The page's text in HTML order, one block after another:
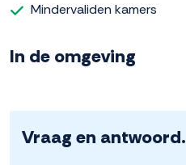
Mindervaliden kamers
In de omgeving
Vraag en antwoord.